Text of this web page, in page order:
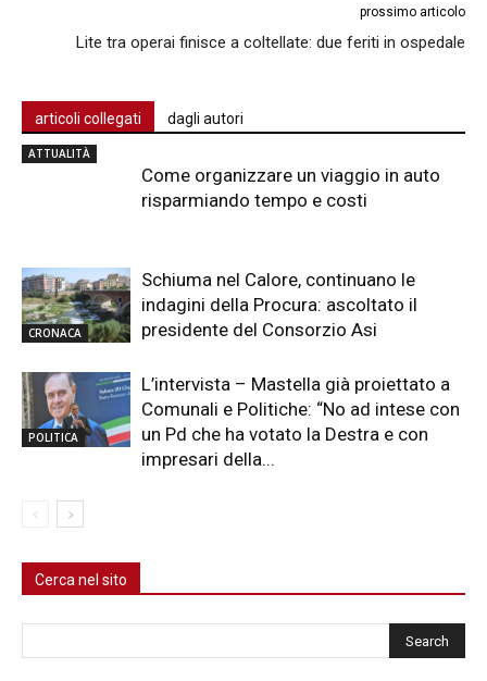
prossimo articolo
Lite tra operai finisce a coltellate: due feriti in ospedale
articoli collegati dagli autori
ATTUALITÀ
Come organizzare un viaggio in auto
risparmiando tempo e costi
CRONACA
Schiuma nel Calore, continuano le
indagini della Procura: ascoltato il
presidente del Consorzio Asi
POLITICA
L’intervista – Mastella già proiettato a
Comunali e Politiche: “No ad intese con
un Pd che ha votato la Destra e con
impresari della...
Cerca nel sito